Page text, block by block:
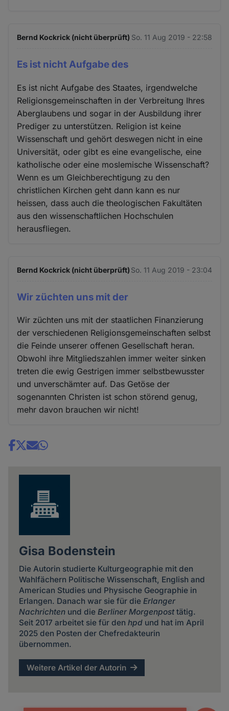
Bernd Kockrick (nicht überprüft) So. 11 Aug 2019 - 22:58
Es ist nicht Aufgabe des
Es ist nicht Aufgabe des Staates, irgendwelche
Religionsgemeinschaften in der Verbreitung Ihres
Aberglaubens und sogar in der Ausbildung ihrer
Prediger zu unterstützen. Religion ist keine
Wissenschaft und gehört deswegen nicht in eine
Universität, oder gibt es eine evangelische, eine
katholische oder eine moslemische Wissenschaft?
Wenn es um Gleichberechtigung zu den
christlichen Kirchen geht dann kann es nur
heissen, dass auch die theologischen Fakultäten
aus den wissenschaftlichen Hochschulen
herausfliegen.
Bernd Kockrick (nicht überprüft) So. 11 Aug 2019 - 23:04
Wir züchten uns mit der
Wir züchten uns mit der staatlichen Finanzierung
der verschiedenen Religionsgemeinschaften selbst
die Feinde unserer offenen Gesellschaft heran.
Obwohl ihre Mitgliedszahlen immer weiter sinken
treten die ewig Gestrigen immer selbstbewusster
und unverschämter auf. Das Getöse der
sogenannten Christen ist schon störend genug,
mehr davon brauchen wir nicht!
Share
Gisa Bodenstein
Die Autorin studierte Kulturgeographie mit den
Wahlfächern Politische Wissenschaft, English and
American Studies und Physische Geographie in
Erlangen. Danach war sie für die Erlanger
Nachrichtenund die Berliner Morgenposttätig.
Seit 2017 arbeitet sie für den hpdund hat im April
2025 den Posten der Chefredakteurin
übernommen.
Weitere Artikel der Autorin